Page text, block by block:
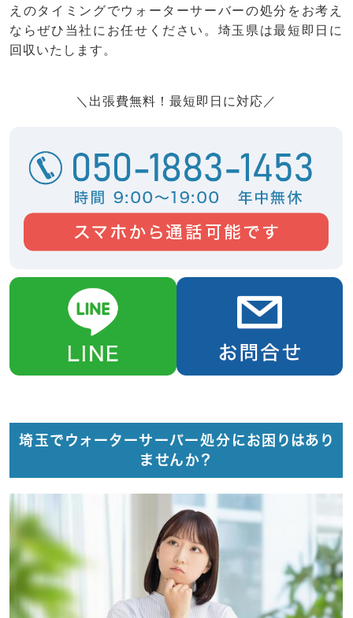
えのタイミングでウォーターサーバーの処分をお考え
ならぜひ当社にお任せください。埼玉県は最短即日に
回収いたします。
＼出張費無料！最短即日に対応／
埼玉でウォーターサーバー処分にお困りはあり
ませんか？